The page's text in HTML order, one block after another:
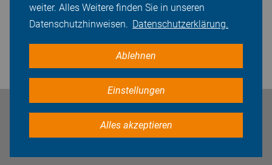
weiter. Alles Weitere finden Sie in unseren
Datenschutzhinweisen. Datenschutzerklärung.
Ablehnen
Einstellungen
Alles akzeptieren
Bleiben Sie in Kontakt